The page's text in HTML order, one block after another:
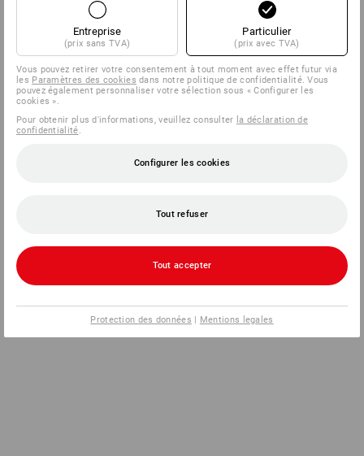
Entreprise
(prix sans TVA)
Particulier
(prix avec TVA)
Vous pouvez retirer votre consentement à tout moment avec effet futur via
les Paramètres des cookies dans notre politique de confidentialité. Vous
pouvez également personnaliser votre sélection sous « Configurer les
cookies ».
Pour obtenir plus d'informations, veuillez consulter la déclaration de
confidentialité
Configurer les cookies
Tout refuser
Tout accepter
Protection des données | Mentions legales